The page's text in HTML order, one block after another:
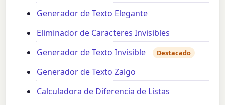
Generador de Texto Elegante
Eliminador de Caracteres Invisibles
Generador de Texto Invisible
Destacado
Generador de Texto Zalgo
Calculadora de Diferencia de Listas